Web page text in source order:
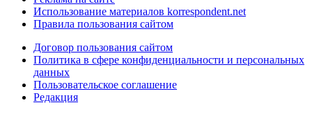
Использование материалов korrespondent.net
Правила пользования сайтом
Договор пользования сайтом
Политика в сфере конфиденциальности и персональных
данных
Пользовательское соглашение
Редакция